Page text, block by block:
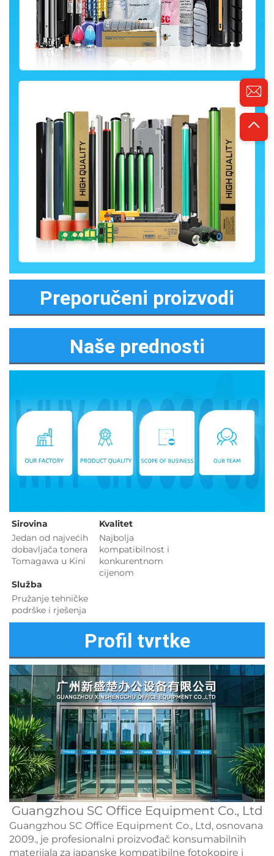
Preporučeni proizvodi
Naše prednosti
Sirovina
Jedan od najvećih
dobavljača tonera
Tomagawa u Kini
Kvalitet
Najbolja
konkurentnom
cijenom
Služba
Pružanje tehničke
podrške i rješenja
Profil tvrtke
Guangzhou SC Office Equipment Co., Ltd
Guangzhou SC Office Equipment Co., Ltd, osnovana
2009., je profesionalni proizvođač konsumabilnih
materijala za japanske kompatibilne fotokopire i